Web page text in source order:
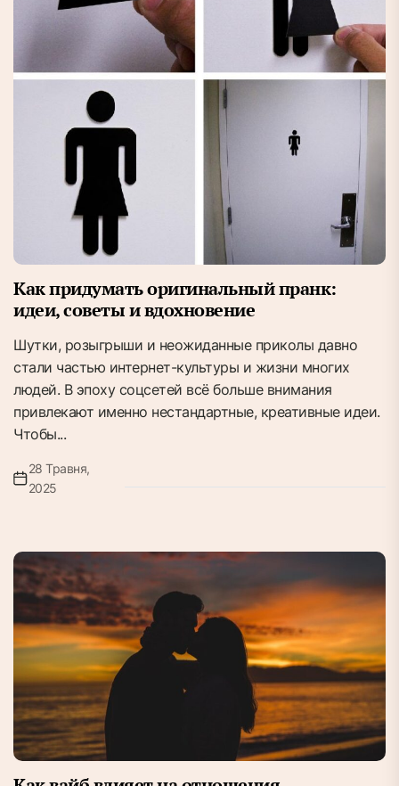
Как придумать оригинальный пранк:
идеи, советы и вдохновение
Шутки, розыгрыши и неожиданные приколы давно
стали частью интернет-культуры и жизни многих
людей. В эпоху соцсетей всё больше внимания
привлекают именно нестандартные, креативные идеи.
Чтобы...
28 Травня,
2025